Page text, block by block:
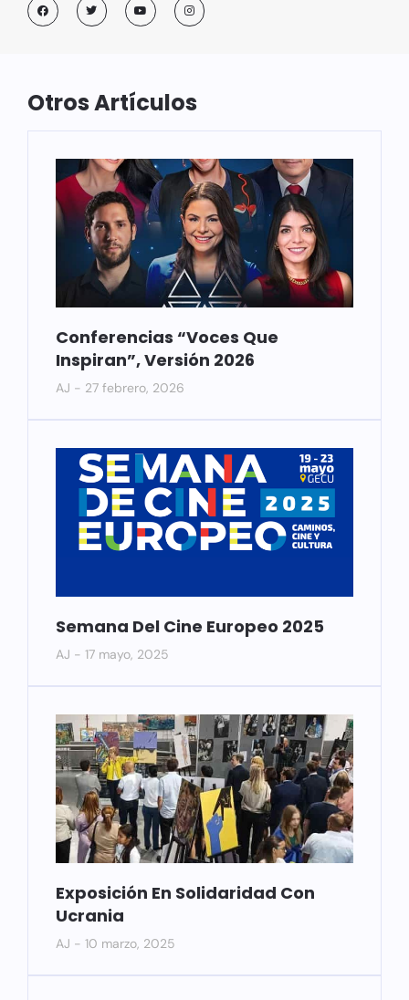
Otros Artículos
Conferencias “Voces Que
Inspiran”, Versión 2026
AJ 27 febrero, 2026
Semana Del Cine Europeo 2025
AJ 17 mayo, 2025
Exposición En Solidaridad Con
Ucrania
AJ 10 marzo, 2025